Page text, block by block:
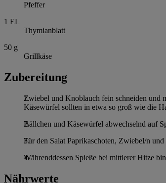
Pfeffer
1 EL
Thymianblatt
50 g
Grillkäse
Zubereitung
Zwiebel und Knoblauch fein schneiden und
Käsewürfel sollten in etwa so groß wie die
Bällchen und Käsewürfel abwechselnd auf
Für den Salat Paprikaschoten, Zwiebel/n
Währenddessen Spieße bei mittlerer Hitze
Nährwerte